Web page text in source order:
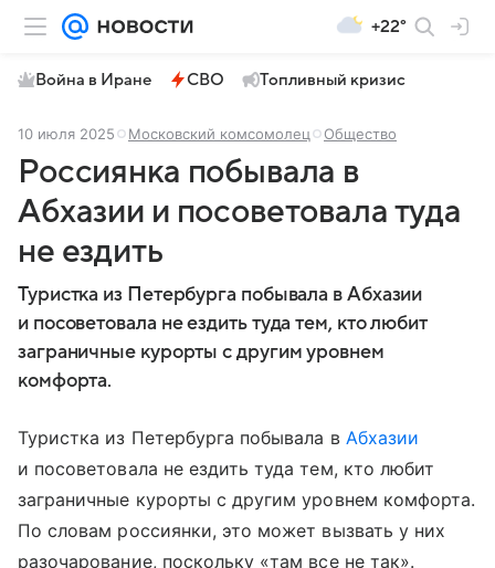
+22°
Война в Иране СВО Топливный кризис
10 июля 2025 Московский комсомолец Общество
Россиянка побывала в
Абхазии и посоветовала туда
не ездить
Туристка из Петербурга побывала в Абхазии
и посоветовала не ездить туда тем, кто любит
заграничные курорты с другим уровнем
комфорта.
Туристка из Петербурга побывала в Абхазии
и посоветовала не ездить туда тем, кто любит
заграничные курорты с другим уровнем комфорта.
По словам россиянки, это может вызвать у них
разочарование, поскольку «там все не так».